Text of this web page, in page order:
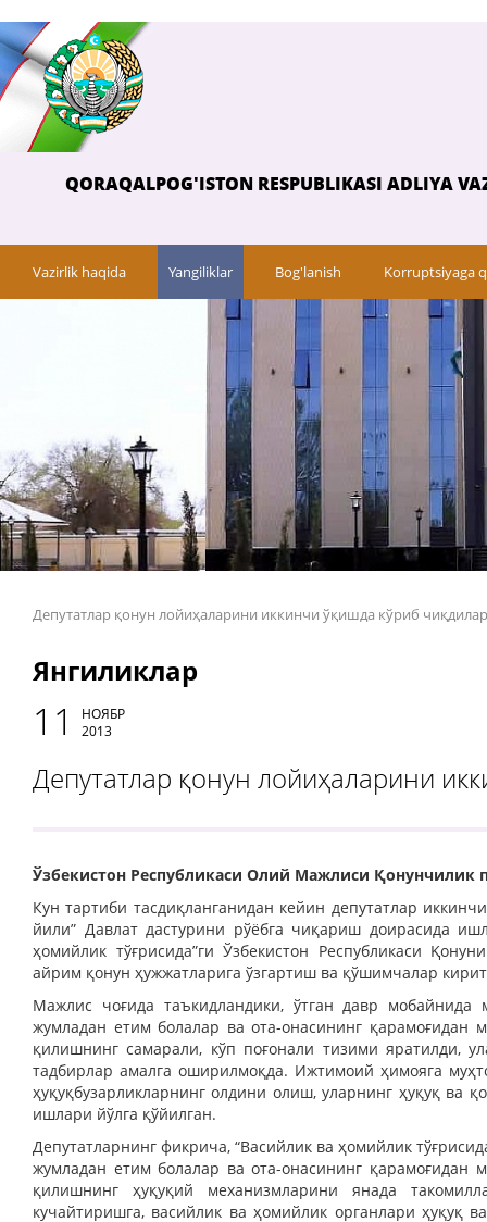
QORAQALPOG'ISTON RESPUBLIKASI ADLIYA
Vazirlik haqida Yangiliklar Bog'lanish Korruptsiyaga
Депутатлар қонун лойиҳаларини иккинчи ўқишда кўриб чиқдилар
Янгиликлар
11
НОЯБР
2013
Депутатлар қонун лойиҳаларини
Ўзбекистон Республикаси Олий Мажлиси Қонунчилик
Кун тартиби тасдиқланганидан кейин депутатлар
йили” Давлат дастурини рўёбга чиқариш доирасида
ҳомийлик тўғрисида”ги Ўзбекистон Республикаси
айрим қонун ҳужжатларига ўзгартиш ва қўшимчалар
Мажлис чоғида таъкидландики, ўтган давр
жумладан етим болалар ва ота-онасининг қарамоғидан
қилишнинг самарали, кўп поғонали тизими яратилди,
тадбирлар амалга оширилмоқда. Ижтимоий ҳимояга
ҳуқуқбузарликларнинг олдини олиш, уларнинг ҳуқуқ ва
ишлари йўлга қўйилган.
Депутатларнинг фикрича, “Васийлик ва ҳомийлик
жумладан етим болалар ва ота-онасининг қарамоғидан
қилишнинг ҳуқуқий механизмларини янада
кучайтиришга, васийлик ва ҳомийлик органлари ҳуқуқ